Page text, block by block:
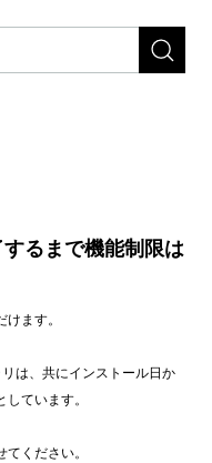
るまで機能制限は
ます。
は、共にインストール日か
ています。
ください。